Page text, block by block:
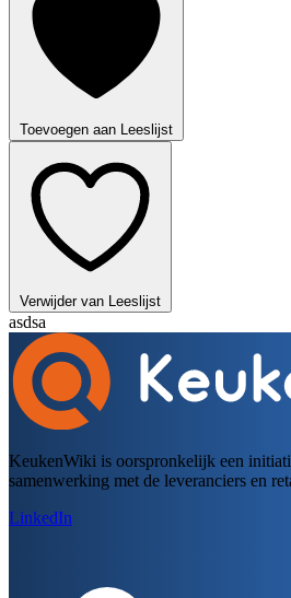
Toevoegen aan Leeslijst
Verwijder van Leeslijst
asdsa
KeukenWiki is oorspronkelijk een
samenwerking met de leveranciers en
LinkedIn